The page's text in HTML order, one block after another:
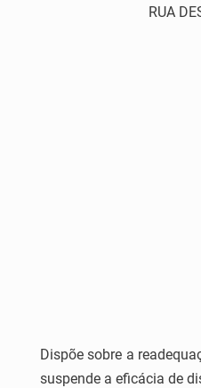
RUA
Dispõe sobre a
suspende a eficácia de